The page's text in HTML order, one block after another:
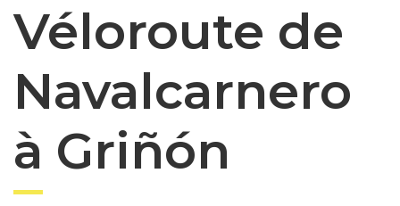
Véloroute de
Navalcarnero
à Griñón